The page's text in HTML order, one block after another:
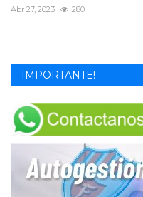
Abr 27, 2023 280
IMPORTANTE!